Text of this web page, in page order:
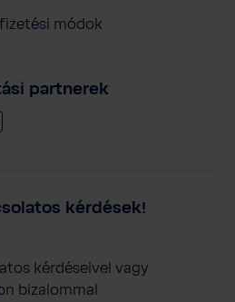
módok
partnerek
kérdések!
kérdéseivel vagy
bizalommal